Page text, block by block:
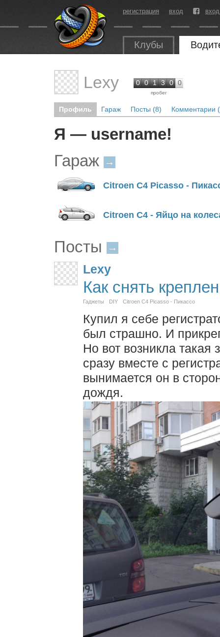
регистрация вход
Клубы
Lexy 0 0 1 3 0 0
пробег
Профиль Гараж Посты (8) Комментарии
Я — username!
Гараж
→
Citroen C4 Picasso -
Citroen C4 - Яйцо на
Посты →
Lexy
Как снять
Гаджеты DIY Citroen C4 Picasso - Пикассо
Купил я себе
был страшно. И
Но вот возникла такая
сразу вместе с
вынимается он в
дождя.